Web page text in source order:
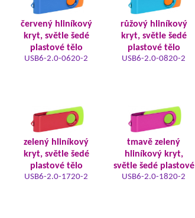
červený hliníkový
kryt, světle šedé
plastové tělo
USB6-2.0-0620-2
růžový hliníkový
kryt, světle šedé
plastové tělo
USB6-2.0-0820-2
zelený hliníkový
kryt, světle šedé
plastové tělo
USB6-2.0-1720-2
tmavě zelený
hliníkový kryt,
světle šedé plastové
USB6-2.0-1820-2